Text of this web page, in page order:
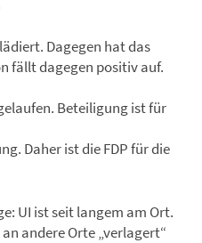
Dagegen hat das
fällt dagegen positiv auf.
Beteiligung ist für
Daher ist die FDP für die
UI ist seit langem am Ort.
andere Orte „verlagert“